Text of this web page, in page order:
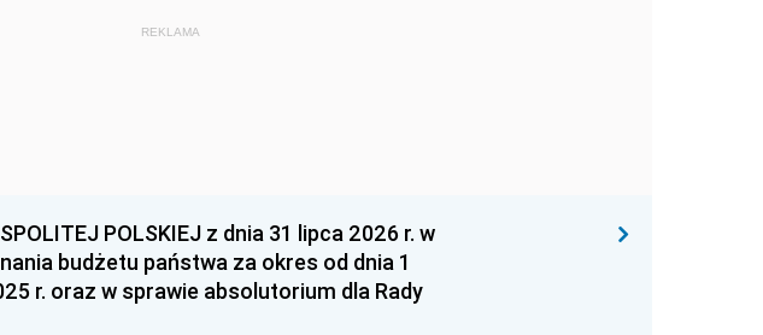
REKLAMA
POLSKIEJ z dnia 31 lipca 2026 r. w
budżetu państwa za okres od dnia 1
r. oraz w sprawie absolutorium dla Rady